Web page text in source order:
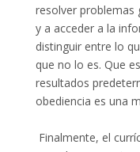
resolver problemas
y a acceder a la
distinguir entre lo
que no lo es. Que
resultados
obediencia es una
Finalmente, el